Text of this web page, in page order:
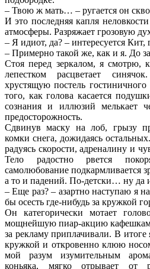
– Твою ж мать… – ругается он
И это последняя капля
атмосферы. Разряжает грозовую
– Я идиот, да? – интересуется
– Примерно такой же, как и я. До
Стоя перед зеркалом, я смотрю,
лепестком расцветает
хрустящую постель
того, как голова касается
сознания и иллюзий мелькает
предосторожность.
Сдвинув маску на лоб, грызу
комки снега, дожидаясь
радуясь скорости, адреналину и
Тело радостно рвется
самолюбование подкармливается
а то и падений. По-детски… ну да
– Еще раз? – азартно наступаю я
бы осесть где-нибудь за кружкой
Он категорически мотает
мощнейшую пиар-акцию
за рекламу приплачивали. В
кружкой и откровенно клюю
мой разум изумительным
коньяка, мягко отрывает от